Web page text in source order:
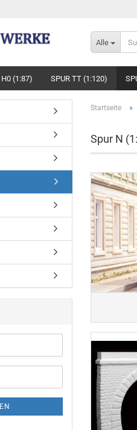
Alle
H0 (1:87) SPUR TT (1:120)
Startseite »
Spur N